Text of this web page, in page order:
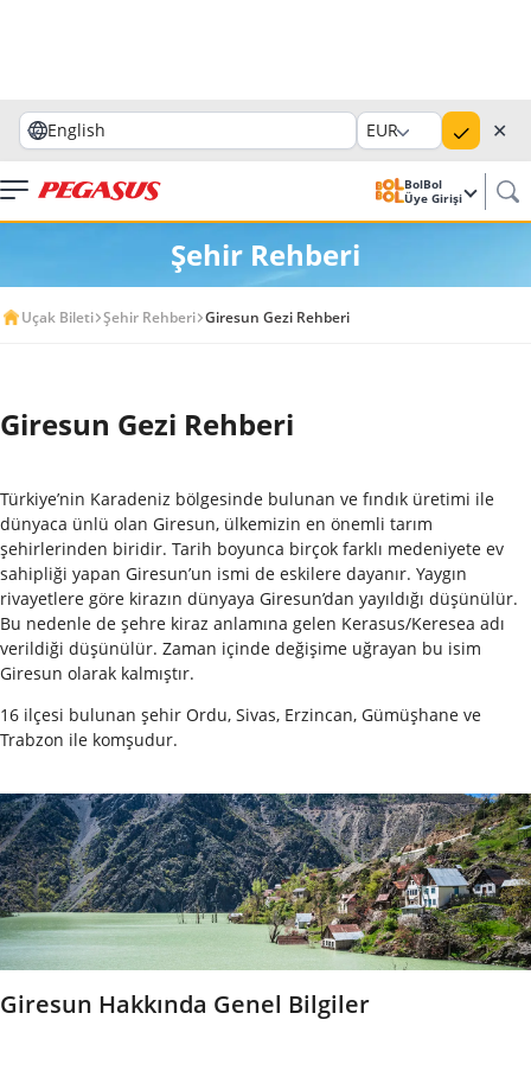
English EUR ✕
BolBol
Üye Girişi
Şehir Rehberi
Uçak Bileti Şehir Rehberi Giresun Gezi Rehberi
Giresun Gezi Rehberi
Türkiye’nin Karadeniz bölgesinde bulunan ve fındık üretimi ile
dünyaca ünlü olan Giresun, ülkemizin en önemli tarım
şehirlerinden biridir. Tarih boyunca birçok farklı medeniyete ev
sahipliği yapan Giresun’un ismi de eskilere dayanır. Yaygın
rivayetlere göre kirazın dünyaya Giresun’dan yayıldığı düşünülür.
Bu nedenle de şehre kiraz anlamına gelen Kerasus/Keresea adı
verildiği düşünülür. Zaman içinde değişime uğrayan bu isim
Giresun olarak kalmıştır.
16 ilçesi bulunan şehir Ordu, Sivas, Erzincan, Gümüşhane ve
Trabzon ile komşudur.
Giresun Hakkında Genel Bilgiler